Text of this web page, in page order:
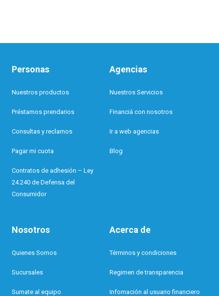
Personas
Nuestros productos
Préstamos prendarios
Consultas y reclamos
Pagar mi cuota
Contratos de adhesión – Ley
24.240 de Defensa del
Consumidor
Agencias
Nuestros Servicios
Financiá con nosotros
Ir a web agencias
Blog
Nosotros
Quienes Somos
Sucursales
Sumate al equipo
Acerca de
Términos y condiciones
Regimen de transparencia
Infomación al usuario financiero